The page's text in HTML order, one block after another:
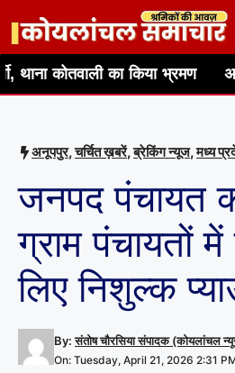
content
का किया भ्रमण अमरकंटक में लगे
अनूपपुर,चर्चित ख़बरें,ब्रेकिंग न्यूज,मध्य
जनपद पंचायत
ग्राम पंचायतों में
लिए निशुल्क
By:संतोष चौरसिया संपादक (कोयलांचल
On: Tuesday, April 21, 2026 2:31